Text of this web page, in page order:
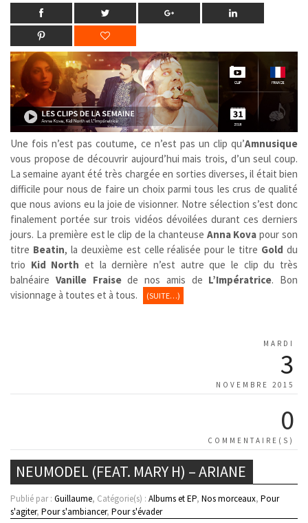
Une fois n’est pas coutume, ce n’est pas un clip qu’Amnusique
vous propose de découvrir aujourd’hui mais trois, d’un seul coup.
La semaine ayant été très chargée en sorties diverses, il était bien
difficile pour nous de faire un choix parmi tous les crus de qualité
que nous avions eu la joie de visionner. Notre sélection s’est donc
finalement portée sur trois vidéos dévoilées durant ces derniers
jours. La première est le clip de la chanteuse Anna Kova pour son
titre Beatin, la deuxième est celle réalisée pour le titre Gold du
trio Kid North et la dernière n’est autre que le clip du très
balnéaire Vanille Fraisede nos amis de L’Impératrice. Bon
visionnage à toutes et à tous.
(SUITE…)
MARDI
3
NOVEMBRE 2015
0
COMMENTAIRE(S)
NEUMODEL (FEAT. MARY H) – ARIANE
Publié par : Guillaume, Catégorie(s) : Albums et EP, Nos morceaux, Pour
s'agiter, Pour s'ambiancer, Pour s'évader